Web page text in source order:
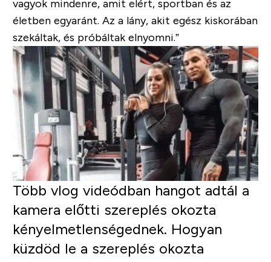
vagyok mindenre, amit elért, sportban és az
életben egyaránt. Az a lány, akit egész kiskorában
szekáltak, és próbáltak elnyomni.”
Több vlog videódban hangot adtál a
kamera előtti szereplés okozta
kényelmetlenségednek. Hogyan
küzdöd le a szereplés okozta